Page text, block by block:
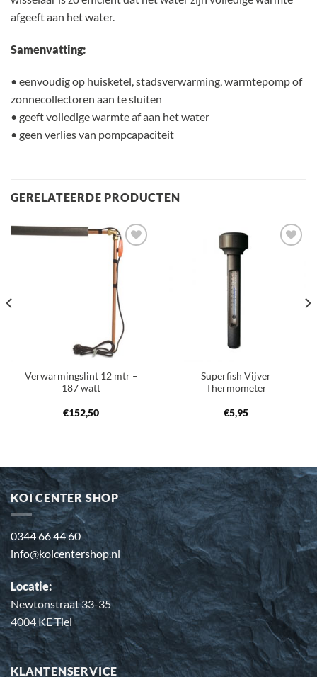
afgeeft aan het water.
Samenvatting:
• eenvoudig op huisketel, stadsverwarming, warmtepomp of
zonnecollectoren aan te sluiten
• geeft volledige warmte af aan het water
• geen verlies van pompcapaciteit
GERELATEERDE PRODUCTEN
Toevoegen
aan
verlanglijst
Verwarmingslint 12 mtr –
187 watt
€152,50
Superfish Vijver
Thermometer
€5,95
KOI CENTER SHOP
0344 66 44 60
info@koicentershop.nl
Locatie:
Newtonstraat 33-35
4004 KE Tiel
KLANTENSERVICE